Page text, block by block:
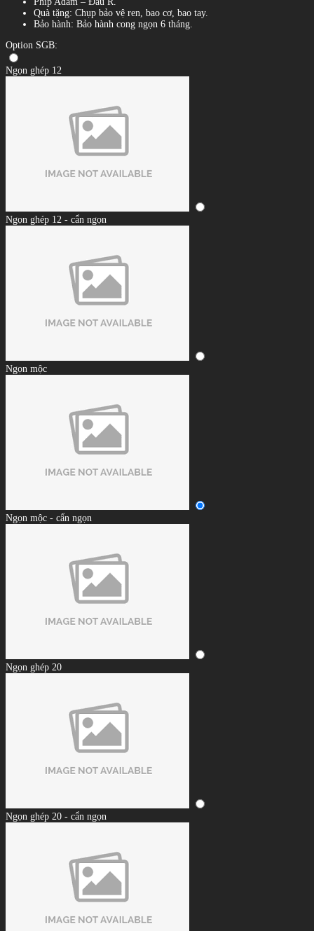
Quà tặng: Chụp bảo vệ ren, bao cơ, bao tay.
Bảo hành: Bảo hành cong ngọn 6 tháng.
Option SGB:
Ngọn ghép 12
Ngọn ghép 12 - cẩn ngọn
Ngọn mộc
Ngọn mộc - cẩn ngọn
Ngọn ghép 20
Ngọn ghép 20 - cẩn ngọn